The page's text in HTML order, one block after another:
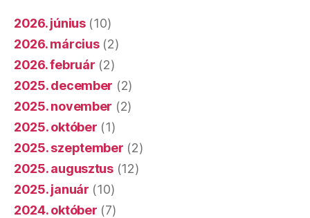
2026. június(10)
2026. március(2)
2026. február (2)
2025. december (2)
2025. november (2)
2025. október (1)
2025. szeptember (2)
2025. augusztus(12)
2025. január (10)
2024. október (7)